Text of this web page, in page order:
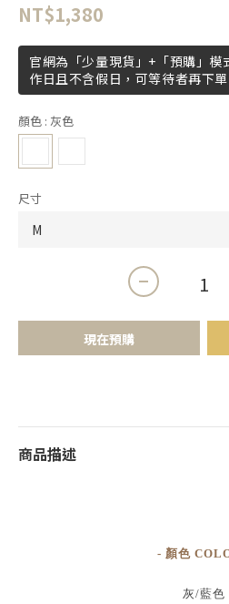
NT$1,380
官網為「少量現貨」+「預購」
作日且不含假日，可等待者再下
顏色 : 灰色
尺寸
現在預購
商品描述
- 顏色
灰/藍色